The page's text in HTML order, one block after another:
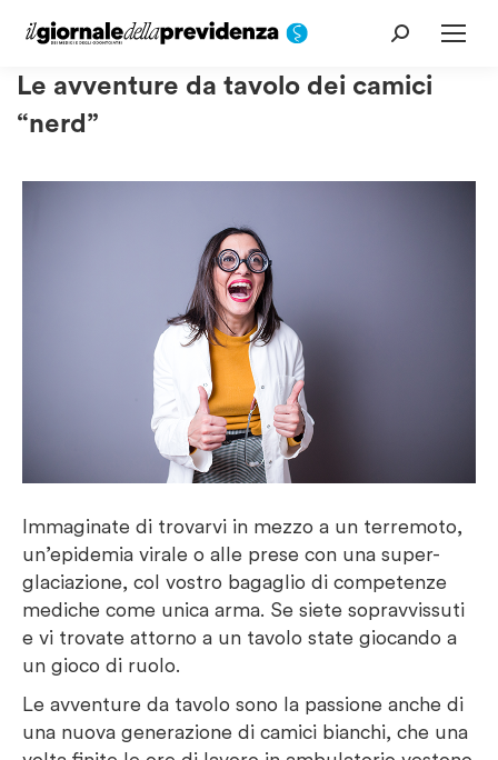
Cerca:
Le avventure da tavolo dei camici
“nerd”
Immaginate di trovarvi in mezzo a un terremoto,
un’epidemia virale o alle prese con una super-
glaciazione, col vostro bagaglio di competenze
mediche come unica arma. Se siete sopravvissuti
e vi trovate attorno a un tavolo state giocando a
un gioco di ruolo.
Le avventure da tavolo sono la passione anche di
una nuova generazione di camici bianchi, che una